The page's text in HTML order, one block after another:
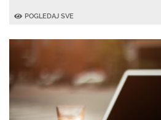
POGLEDAJ SVE